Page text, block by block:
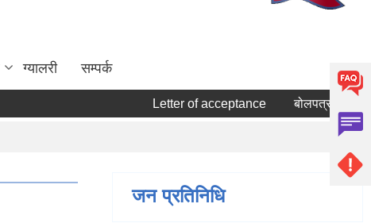
ग्यालरी सम्पर्क
Letter of acceptance बोलपत्र स्वीकृत गर्ने
जन प्रतिनिधि